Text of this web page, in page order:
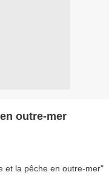
outre-mer